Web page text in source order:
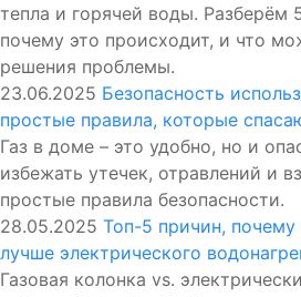
тепла и горячей воды. Разберём
почему это происходит, и что
решения проблемы.
23.06.2025 Безопасность
простые правила, которые
Газ в доме – это удобно, но и
избежать утечек, отравлений и
простые правила безопасности.
28.05.2025 Топ-5 причин, почему
лучше электрического
Газовая колонка vs.